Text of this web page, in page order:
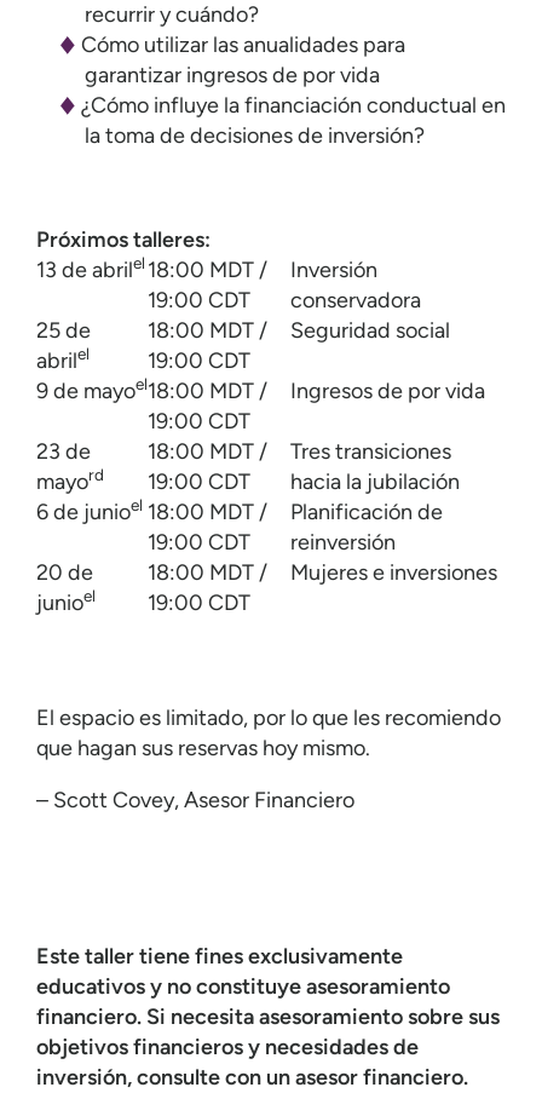
recurrir y cuándo?
Cómo utilizar las anualidades para
garantizar ingresos de por vida
¿Cómo influye la financiación conductual en
la toma de decisiones de inversión?
Próximos talleres:
13 de abrilel 18:00 MDT /
19:00 CDT
Inversión
conservadora
25 de
abrilel
18:00 MDT /
19:00 CDT
Seguridad social
9 de mayoel18:00 MDT /
19:00 CDT
Ingresos de por vida
23 de
mayord
18:00 MDT /
19:00 CDT
Tres transiciones
hacia la jubilación
6 de junioel 18:00 MDT /
19:00 CDT
Planificación de
reinversión
20 de
junioel
18:00 MDT /
19:00 CDT
Mujeres e inversiones
El espacio es limitado, por lo que les recomiendo
que hagan sus reservas hoy mismo.
– Scott Covey, Asesor Financiero
Este taller tiene fines exclusivamente
educativos y no constituye asesoramiento
financiero. Si necesita asesoramiento sobre sus
objetivos financieros y necesidades de
inversión, consulte con un asesor financiero.